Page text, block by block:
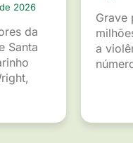
2026
da
Santa
Grave
a